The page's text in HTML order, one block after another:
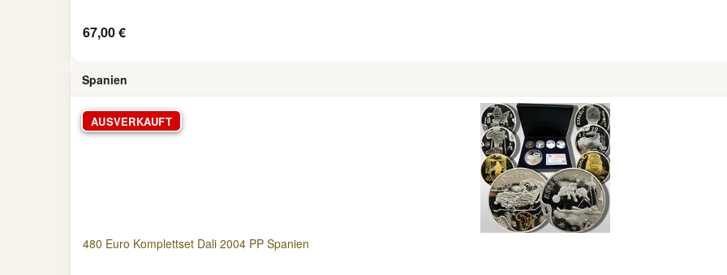
67,00 €
Spanien
AUSVERKAUFT
480 Euro Komplettset Dali 2004 PP Spanien